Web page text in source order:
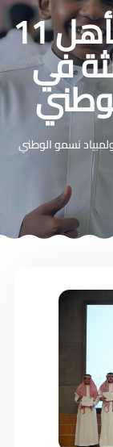
إنجاز علمي جديد: تأهل 11
في